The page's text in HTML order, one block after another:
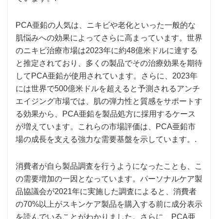
PCA亜鉛の人気は、ニキビや老化といった一般的な
肌悩みへの効果によってさらに高まっています。世界
のニキビ治療市場は2023年に約48億米ドルに達する
と推定されており、多くの製品でその治療効果を期待
してPCA亜鉛が使用されています。さらに、2023年
には世界で500億米ドルを超えると予測されるアンチ
エイジング市場では、肌の弾力性と質感をサポートす
る効果から、PCA亜鉛を製品処方に採用するケース
が増えています。これらの市場評価は、PCA亜鉛市
場の成長を支える強力な需要基盤を示しています。.
消費者が自ら製品調査を行うようになったことも、こ
の需要増加の一因となっています。パーソナルケア製
品協議会が2021年に実施した調査によると、消費者
の70%以上がスキンケア製品を購入する前に成分表示
を読んでいることがわかりました。さらに、PCA亜